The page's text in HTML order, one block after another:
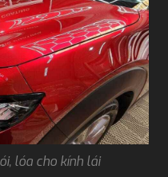
lóa cho kính lái